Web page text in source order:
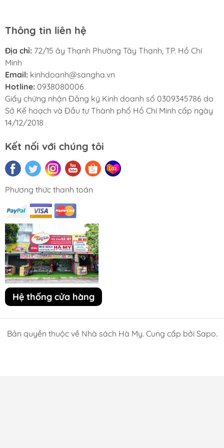
Thông tin liên hệ
Địa chỉ: 72/15 ây Thạnh Phường Tây Thạnh, TP. Hồ Chí
Minh
Email: kinhdoanh@sangha.vn
Hotline: 0938080006
Giấy chứng nhận Đăng ký Kinh doanh số 0309345786 do
Sở Kế hoạch và Đầu tư Thành phố Hồ Chí Minh cấp ngày
14/12/2018
Kết nối với chúng tôi
Phương thức thanh toán
Hệ thống cửa hàng
Bản quyền thuộc về Nhà sách Hà My. Cung cấp bởi Sapo.